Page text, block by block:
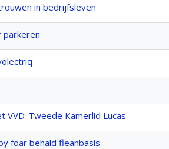
in bedrijfsleven
parkeren
VVD-Tweede Kamerlid Lucas
foar behald fleanbasis